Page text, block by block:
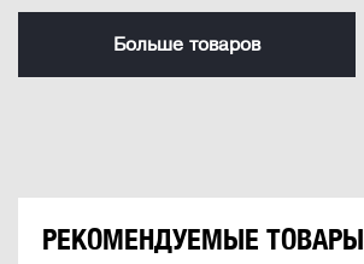
Больше товаров
РЕКОМЕНДУЕМЫЕ ТОВАРЫ